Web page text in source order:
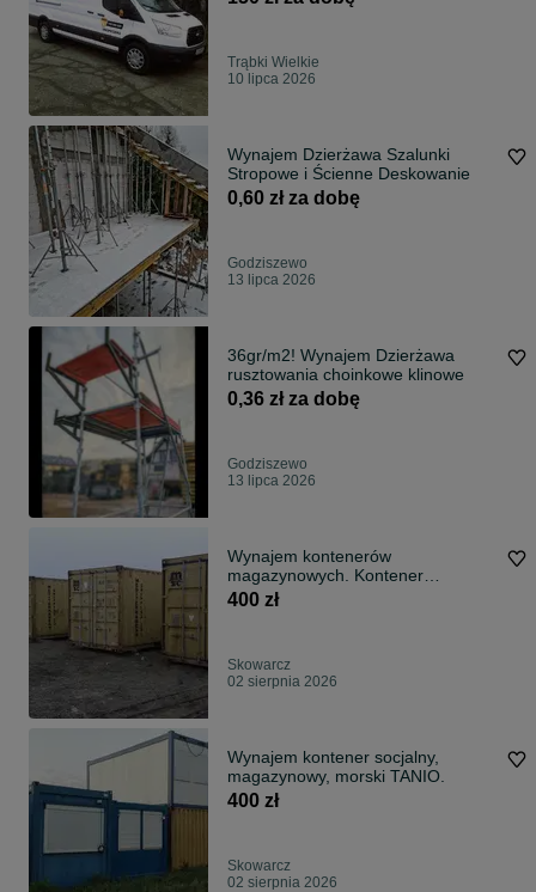
Trąbki Wielkie
10 lipca 2026
Wynajem Dzierżawa Szalunki
Stropowe i Ścienne Deskowanie
0,60 zł za dobę
Godziszewo
13 lipca 2026
36gr/m2! Wynajem Dzierżawa
rusztowania choinkowe klinowe
0,36 zł za dobę
Godziszewo
13 lipca 2026
Wynajem kontenerów
magazynowych. Kontener
magazynowy morski
400 zł
Skowarcz
02 sierpnia 2026
Wynajem kontener socjalny,
magazynowy, morski TANIO.
400 zł
Skowarcz
02 sierpnia 2026